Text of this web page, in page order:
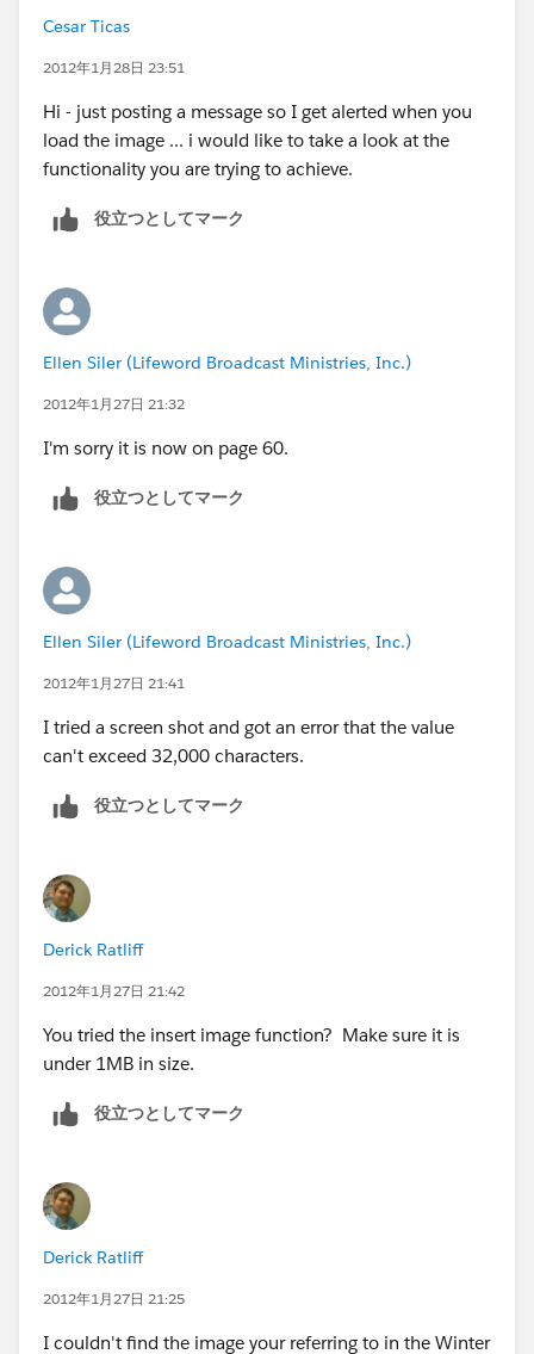
Cesar Ticas
2012年1月28日 23:51
Hi - just posting a message so I get alerted when you
load the image ... i would like to take a look at the
functionality you are trying to achieve.
役立つとしてマーク
Ellen Siler (Lifeword Broadcast Ministries, Inc.)
2012年1月27日 21:32
I'm sorry it is now on page 60.
役立つとしてマーク
Ellen Siler (Lifeword Broadcast Ministries, Inc.)
2012年1月27日 21:41
I tried a screen shot and got an error that the value
can't exceed 32,000 characters.
役立つとしてマーク
Derick Ratliff
2012年1月27日 21:42
You tried the insert image function? Make sure it is
under 1MB in size.
役立つとしてマーク
Derick Ratliff
2012年1月27日 21:25
I couldn't find the image your referring to in the Winter